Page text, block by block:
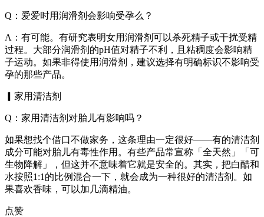
Q：爱爱时用润滑剂会影响受孕么？
A：有可能。有研究表明女用润滑剂可以杀死精子或干扰受精
过程。大部分润滑剂的pH值对精子不利，且粘稠度会影响精
子运动。如果非得使用润滑剂，建议选择有明确标识不影响受
孕的那些产品。
▎家用清洁剂
Q：家用清洁剂对胎儿有影响吗？
如果想找个借口不做家务，这条理由一定很好——有的清洁剂
成分可能对胎儿有毒性作用。有些产品常宣称「全天然」「可
生物降解」，但这并不意味着它就是安全的。其实，把白醋和
水按照1:1的比例混合一下，就会成为一种很好的清洁剂。如
果喜欢香味，可以加几滴精油。
点赞